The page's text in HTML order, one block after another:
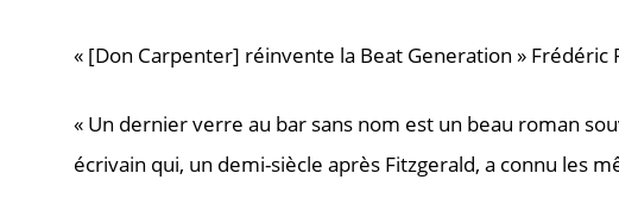
« [Don Carpenter] réinvente la Beat Generation » Frédéric
« Un dernier verre au bar sans nom est un beau roman
écrivain qui, un demi-siècle après Fitzgerald, a connu les